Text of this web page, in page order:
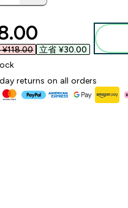
price
¥118.00‎ 立省 ¥30.00‎
returns on all orders